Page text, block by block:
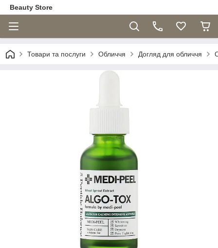
Beauty Store
Товари та послуги Обличчя Догляд для обличчя